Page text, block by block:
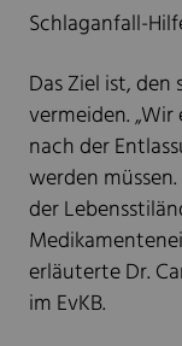
Schlaganfall-
Das Ziel ist,
vermeiden.
nach der
werden
der
erläuterte Dr.
im EvKB.